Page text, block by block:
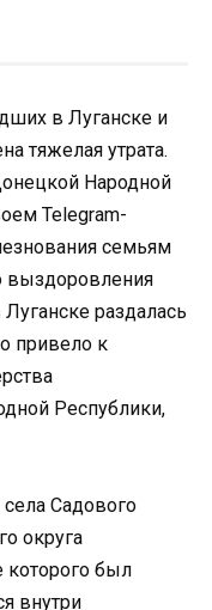
в Луганске и
тяжелая утрата.
Народной
Telegram-
семьям
выздоровления
раздалась
привело к
Республики,
Садового
округа
которого был
внутри